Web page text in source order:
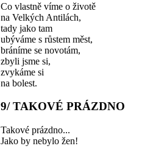
Co vlastně víme o životě
na Velkých Antilách,
tady jako tam
ubýváme s růstem měst,
bráníme se novotám,
zbyli jsme si,
zvykáme si
na bolest.
9/ TAKOVÉ PRÁZDNO
Takové prázdno...
Jako by nebylo žen!